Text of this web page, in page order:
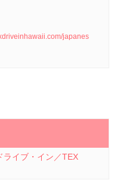
japanes
ライブ・イン／TEX